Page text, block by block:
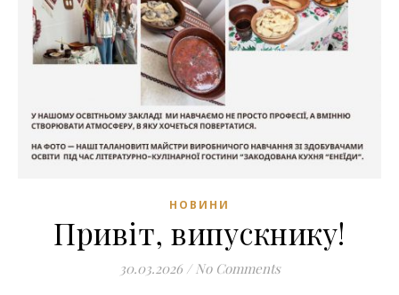
НОВИНИ
Привіт, випускнику!
30.03.2026 / No Comments